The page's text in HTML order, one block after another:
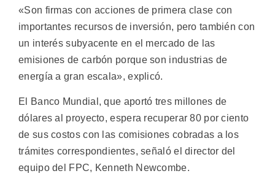
«Son firmas con acciones de primera clase con
importantes recursos de inversión, pero también con
un interés subyacente en el mercado de las
emisiones de carbón porque son industrias de
energía a gran escala», explicó.
El Banco Mundial, que aportó tres millones de
dólares al proyecto, espera recuperar 80 por ciento
de sus costos con las comisiones cobradas a los
trámites correspondientes, señaló el director del
equipo del FPC, Kenneth Newcombe.